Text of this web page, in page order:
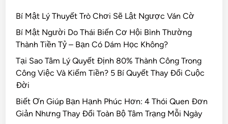
Bí Mật Lý Thuyết Trò Chơi Sẽ Lật Ngược Ván Cờ
Bí Mật Người Do Thái Biến Cơ Hội Bình Thường
Thành Tiền Tỷ – Bạn Có Dám Học Không?
Tại Sao Tâm Lý Quyết Định 80% Thành Công Trong
Công Việc Và Kiếm Tiền? 5 Bí Quyết Thay Đổi Cuộc
Đời
Biết Ơn Giúp Bạn Hạnh Phúc Hơn: 4 Thói Quen Đơn
Giản Nhưng Thay Đổi Toàn Bộ Tâm Trạng Mỗi Ngày